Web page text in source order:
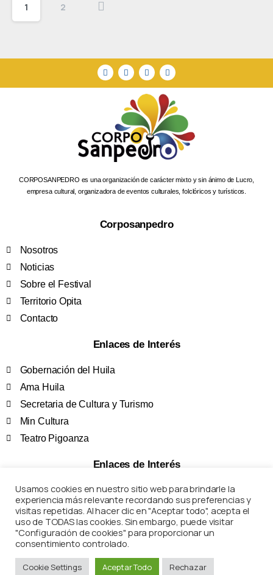
1 2
CORPOSANPEDRO es una organización de carácter mixto y sin ánimo de Lucro,
empresa cultural, organizadora de eventos culturales, folclóricos y turísticos.
Corposanpedro
Nosotros
Noticias
Sobre el Festival
Territorio Opita
Contacto
Enlaces de Interés
Gobernación del Huila
Ama Huila
Secretaria de Cultura y Turismo
Min Cultura
Teatro Pigoanza
Enlaces de Interés
Términos y Condiciones
Políticas de Privacidad
Preguntas Frecuentes
Marco Legal
Corposanpedro – Todos los derechos reservados
Usamos cookies en nuestro sitio web para brindarle la
experiencia más relevante recordando sus preferencias y
visitas repetidas. Al hacer clic en "Aceptar todo", acepta el
uso de TODAS las cookies. Sin embargo, puede visitar
"Configuración de cookies" para proporcionar un
consentimiento controlado.
Cookie Settings Aceptar Todo Rechazar